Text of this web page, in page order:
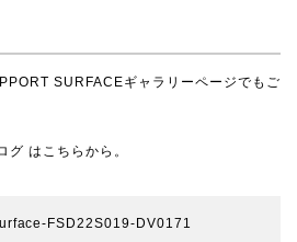
SURFACEギャラリーページでもご
グ はこちらから。
FSD22S019-DV0171